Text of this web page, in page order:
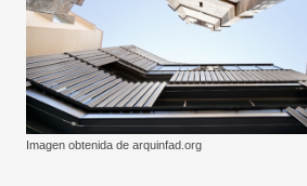
Imagen obtenida de arquinfad.org